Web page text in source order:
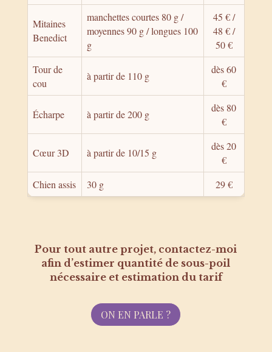
Mitaines
Benedict
manchettes courtes 80 g /
moyennes 90 g / longues 100
g
45 € /
48 € /
50 €
Tour de
cou
à partir de 110 g
dès 60
€
Écharpe à partir de 200 g
dès 80
€
Cœur 3D à partir de 10/15 g
dès 20
€
Chien assis
30 g 29 €
Pour tout autre projet, contactez-moi
afin d’estimer quantité de sous-poil
nécessaire et estimation du tarif
ON EN PARLE ?